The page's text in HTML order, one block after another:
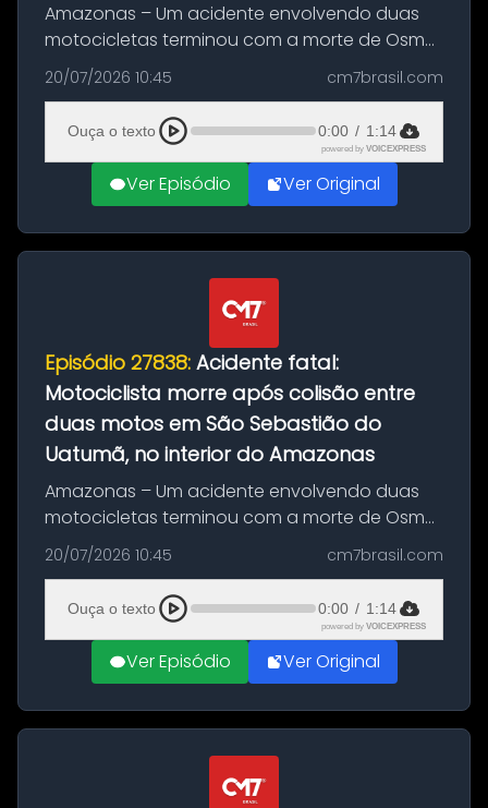
Amazonas – Um acidente envolvendo duas
motocicletas terminou com a morte de Osmar
Figueiredo de Souza, de 38 anos, no município
de São Sebastião do Uatumã, no interior do
Amazonas. A colisão ocorreu n...
20/07/2026 10:45 cm7brasil.com
Ouça o texto 0:00 / 1:14
powered by VOICEXPRESS
Ver Episódio Ver Original
Episódio 27838: Acidente fatal:
Motociclista morre após colisão entre
duas motos em São Sebastião do
Uatumã, no interior do Amazonas
Amazonas – Um acidente envolvendo duas
motocicletas terminou com a morte de Osmar
Figueiredo de Souza, de 38 anos, no município
de São Sebastião do Uatumã, no interior do
Amazonas. A colisão ocorreu n...
20/07/2026 10:45 cm7brasil.com
Ouça o texto 0:00 / 1:14
powered by VOICEXPRESS
Ver Episódio Ver Original